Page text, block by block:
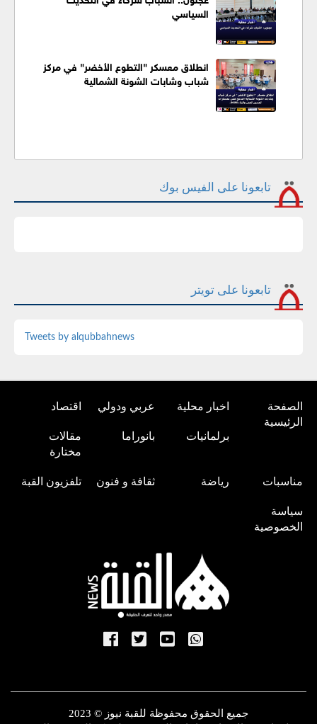
السياسي
انطلاق معسكر "التطوع الأخضر" في مركز
شباب وشابات الشونة الشمالية
تابعونا على الفيس بوك
تابعونا على تويتر
Tweets by alqubbahnews
الصفحة
الرئيسية
اخبار محلية عربي ودولي اقتصاد
برلمانيات بانوراما
مقالات
مختارة
مناسبات رياضة ثقافة و فنون تلفزيون القبة
سياسة
الخصوصية
جميع الحقوق محفوظة للقبة نيوز © 2023